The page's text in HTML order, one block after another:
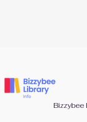
Bizzybee